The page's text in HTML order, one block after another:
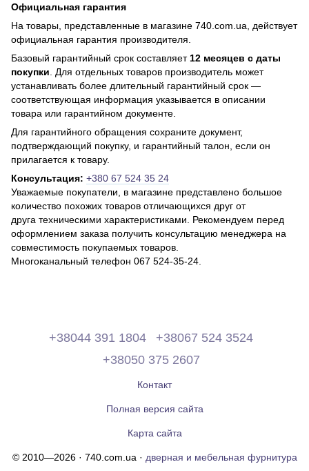
Официальная гарантия
На товары, представленные в магазине 740.com.ua, действует
официальная гарантия производителя.
Базовый гарантийный срок составляет12 месяцев с даты
покупки. Для отдельных товаров производитель может
устанавливать более длительный гарантийный срок —
соответствующая информация указывается в описании
товара или гарантийном документе.
Для гарантийного обращения сохраните документ,
подтверждающий покупку, и гарантийный талон, если он
прилагается к товару.
Консультация: +380 67 524 35 24
Уважаемые покупатели, в магазине представлено большое
количество похожих товаров отличающихся друг от
друга техническими характеристиками. Рекомендуем перед
оформлением заказа получить консультацию менеджера на
совместимость покупаемых товаров.
Многоканальный телефон 067 524-35-24.
+38044 391 1804
+38067 524 3524
+38050 375 2607
Контакт
Полная версия сайта
Карта сайта
© 2010—2026 · 740.com.ua · дверная и мебельная фурнитура